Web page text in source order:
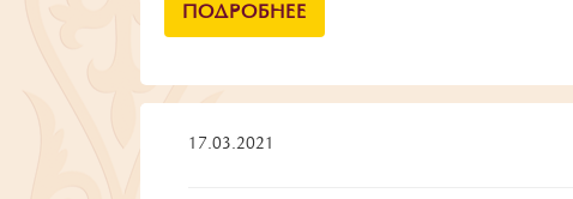
ПОДРОБНЕЕ
17.03.2021